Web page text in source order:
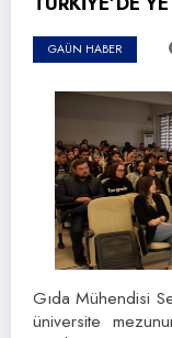
GAÜN HABER
Gıda Mühendisi
üniversite